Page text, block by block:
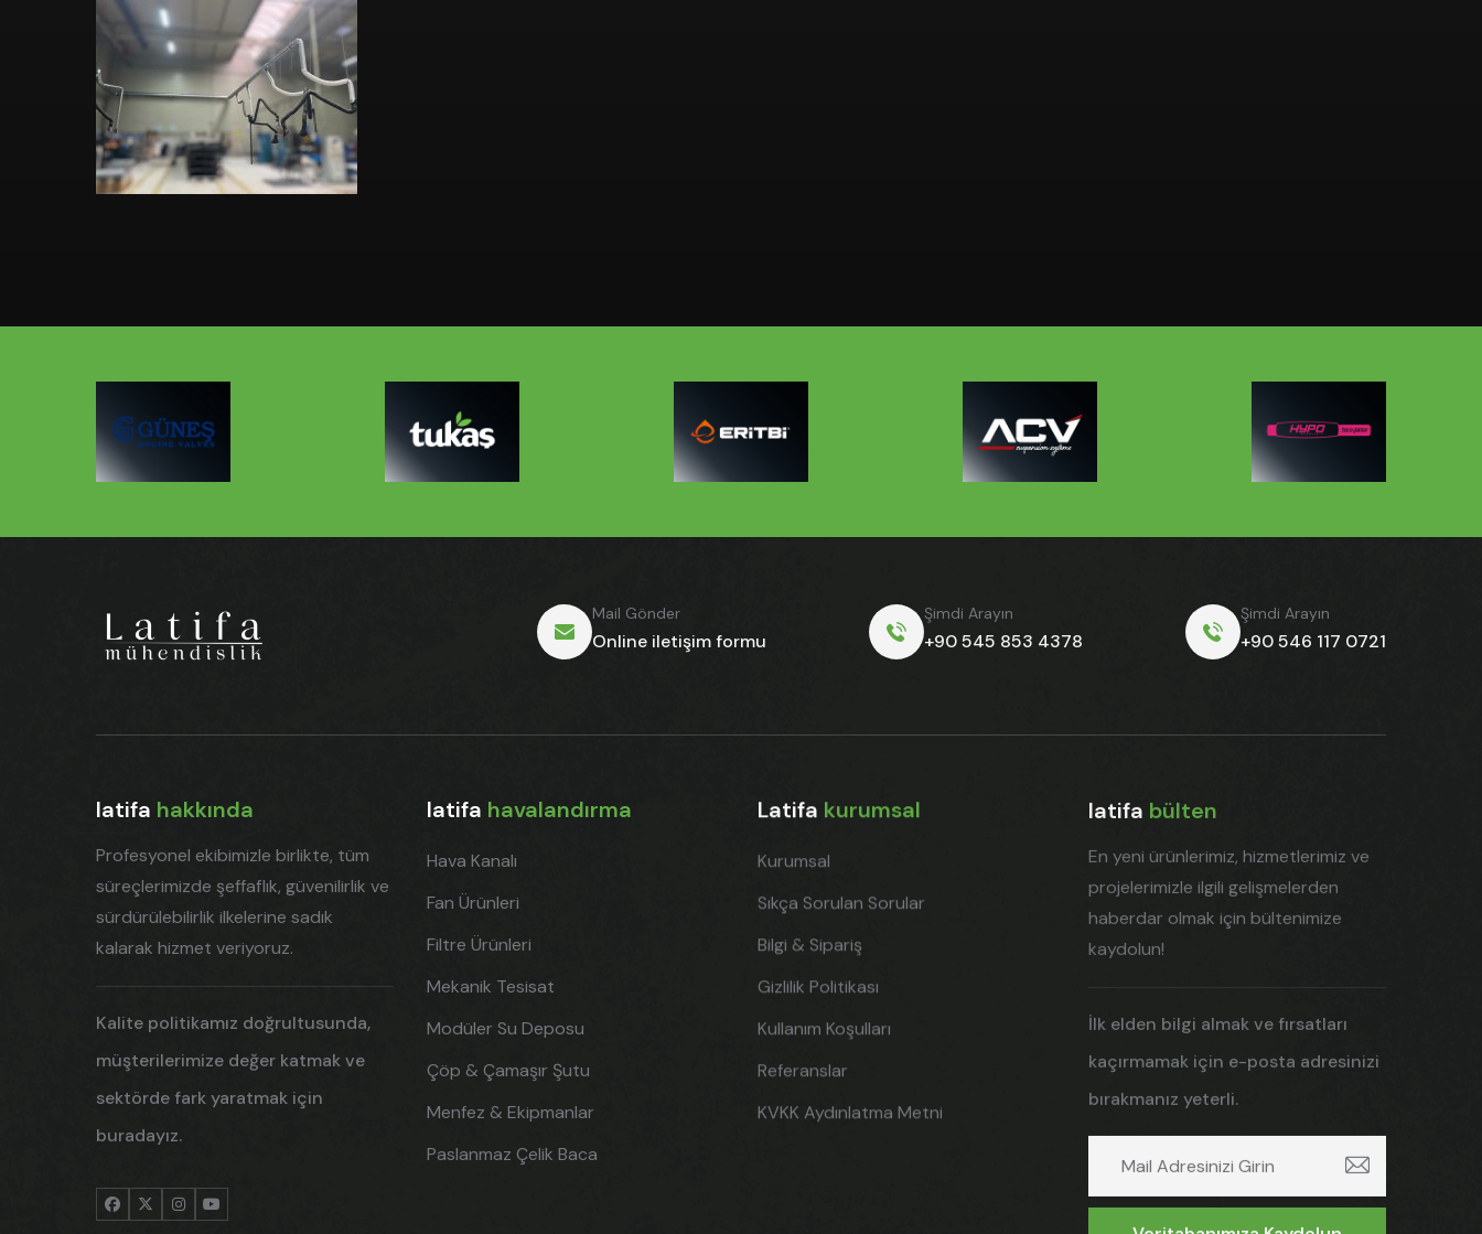
Mail Gönder
Online iletişim formu
Şimdi Arayın
+90 545 853 4378
Şimdi Arayın
+90 546 117 0721
latifa hakkında
Profesyonel ekibimizle birlikte, tüm
süreçlerimizde şeffaflık, güvenilirlik ve
sürdürülebilirlik ilkelerine sadık
kalarak hizmet veriyoruz.
Kalite politikamız doğrultusunda,
müşterilerimize değer katmak ve
sektörde fark yaratmak için
buradayız.
latifa havalandırma
Hava Kanalı
Fan Ürünleri
Filtre Ürünleri
Mekanik Tesisat
Modüler Su Deposu
Çöp & Çamaşır Şutu
Menfez & Ekipmanlar
Paslanmaz Çelik Baca
Latifa kurumsal
Kurumsal
Sıkça Sorulan Sorular
Bilgi & Sipariş
Gizlilik Politikası
Kullanım Koşulları
Referanslar
KVKK Aydınlatma Metni
latifa bülten
En yeni ürünlerimiz, hizmetlerimiz ve
projelerimizle ilgili gelişmelerden
haberdar olmak için bültenimize
kaydolun!
İlk elden bilgi almak ve fırsatları
kaçırmamak için e-posta adresinizi
bırakmanız yeterli.